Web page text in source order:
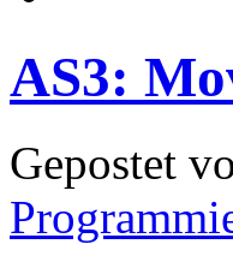
AS3:
Gepostet